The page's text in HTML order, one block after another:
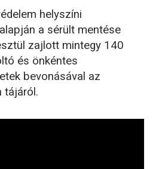
helyszíni
a sérült mentése
zajlott mintegy 140
és önkéntes
bevonásával az
tájáról.